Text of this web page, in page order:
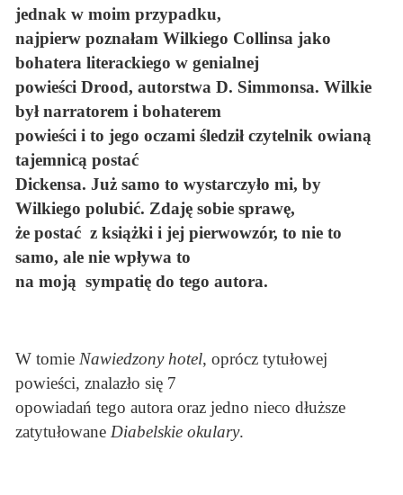
jednak w moim przypadku,
najpierw poznałam Wilkiego Collinsa jako
bohatera literackiego w genialnej
powieści Drood, autorstwa D. Simmonsa. Wilkie
był narratorem i bohaterem
powieści i to jego oczami śledził czytelnik owianą
tajemnicą postać
Dickensa. Już samo to wystarczyło mi, by
Wilkiego polubić. Zdaję sobie sprawę,
że postać z książki i jej pierwowzór, to nie to
samo, ale nie wpływa to
na moją sympatię do tego autora.
W tomie Nawiedzony hotel, oprócz tytułowej
powieści, znalazło się 7
opowiadań tego autora oraz jedno nieco dłuższe
zatytułowane Diabelskie okulary.